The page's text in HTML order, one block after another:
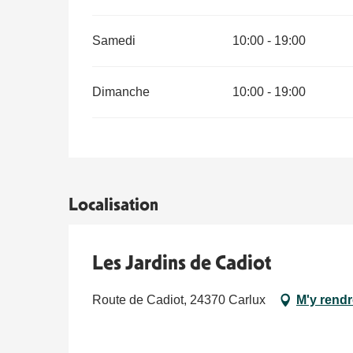
Samedi 10:00 - 19:00
Dimanche 10:00 - 19:00
Localisation
Les Jardins de Cadiot
Route de Cadiot, 24370 Carlux M'y